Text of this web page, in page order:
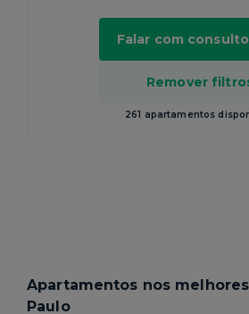
Remover
261 apartamentos
Falar com
Apartamentos nos
Paulo